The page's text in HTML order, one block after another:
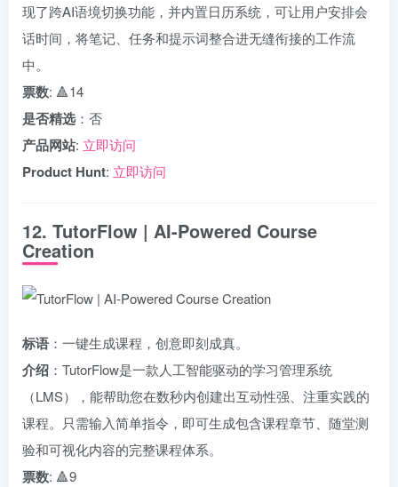
现了跨AI语境切换功能，并内置日历系统，可让用户安排会
话时间，将笔记、任务和提示词整合进无缝衔接的工作流
中。
票数: 🔺14
是否精选 ：否
产品网站: 立即访问
Product Hunt: 立即访问
12. TutorFlow | AI-Powered Course
Creation
标语 ：一键生成课程，创意即刻成真。
介绍 ：TutorFlow是一款人工智能驱动的学习管理系统
（LMS），能帮助您在数秒内创建出互动性强、注重实践的
课程。只需输入简单指令，即可生成包含课程章节、随堂测
验和可视化内容的完整课程体系。
票数: 🔺9